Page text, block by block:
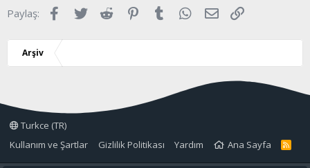
r
Paylaş: Facebook
Twitter Reddit Pinterest
Tumblr WhatsApp
E-posta
Arşiv
Turkce (TR)
Kullanım ve Şartlar
Gizlilik Politikası Yardım Ana Sayfa
R
S